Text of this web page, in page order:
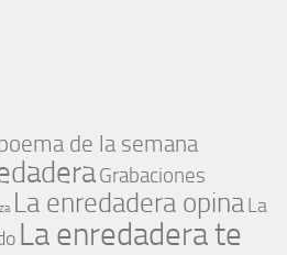
de la semana
Grabaciones
La enredadera opinaLa
La enredadera te